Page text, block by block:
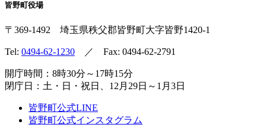
皆野町役場
〒369-1492 埼玉県秩父郡皆野町大字皆野1420-1
Tel: 0494-62-1230 ／ Fax: 0494-62-2791
開庁時間：8時30分～17時15分
閉庁日：土・日・祝日、12月29日～1月3日
皆野町公式LINE
皆野町公式インスタグラム